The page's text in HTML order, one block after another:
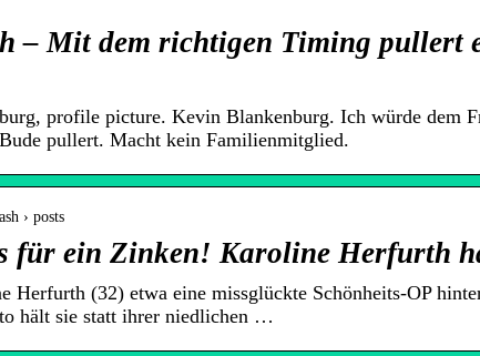
– Mit dem richtigen Timing pullert
profile picture. Kevin Blankenburg. Ich würde dem
pullert. Macht kein Familienmitglied.
› posts
für ein Zinken! Karoline Herfurth
Herfurth (32) etwa eine missglückte Schönheits-OP
hält sie statt ihrer niedlichen …